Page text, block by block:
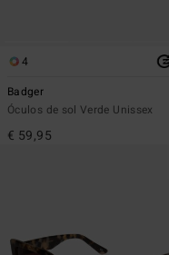
4
Badger
Óculos de sol Verde Unissex
€ 59,95